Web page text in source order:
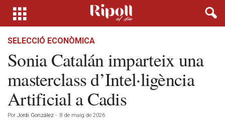
SELECCIÓ ECONÒMICA
Sonia Catalán imparteix una
masterclass d’Intel·ligència
Artificial a Cadis
Por Jordi González - 8 de maig de 2026